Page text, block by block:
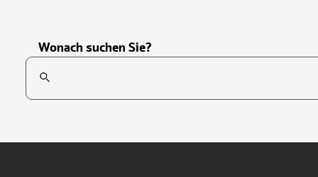
Wonach suchen Sie?
Suchfeld